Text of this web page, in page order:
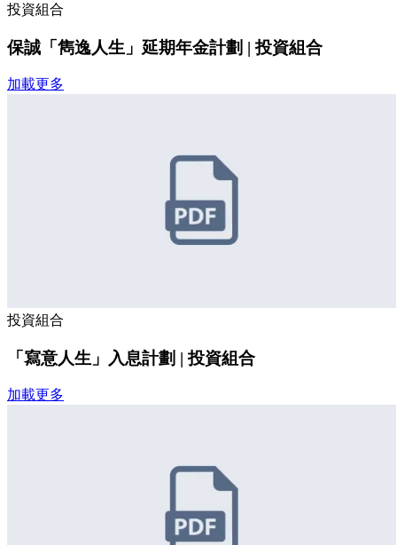
投資組合
保誠「雋逸人生」延期年金計劃 | 投資組合
加載更多
投資組合
「寫意人生」入息計劃 | 投資組合
加載更多